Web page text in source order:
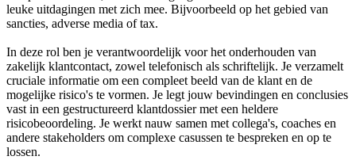
leuke uitdagingen met zich mee. Bijvoorbeeld op het gebied van
sancties, adverse media of tax.
In deze rol ben je verantwoordelijk voor het onderhouden van
zakelijk klantcontact, zowel telefonisch als schriftelijk. Je verzamelt
cruciale informatie om een compleet beeld van de klant en de
mogelijke risico's te vormen. Je legt jouw bevindingen en conclusies
vast in een gestructureerd klantdossier met een heldere
risicobeoordeling. Je werkt nauw samen met collega's, coaches en
andere stakeholders om complexe casussen te bespreken en op te
lossen.